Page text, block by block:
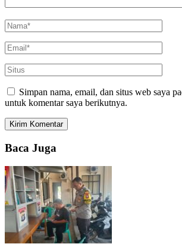
Simpan nama, email, dan situs web saya
untuk komentar saya berikutnya.
Baca Juga